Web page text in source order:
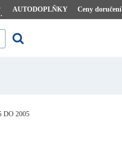
.
AUTODOPLŇKY Ceny doručení
DO 2005